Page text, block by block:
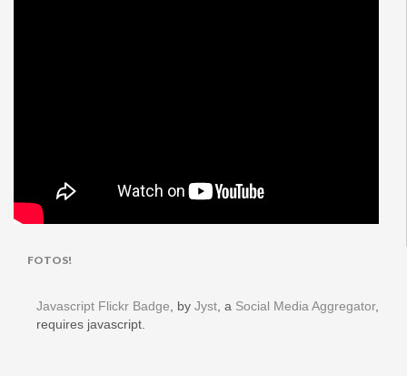
FOTOS!
Javascript Flickr Badge, by Jyst, a Social Media Aggregator,
requires javascript.